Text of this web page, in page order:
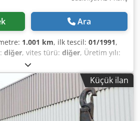
Ara
1.001 km, ilk tescil: 01/1991,
diğer, vites türü: diğer, Üretim yılı:
Bovenden, container locking, rear
Atlas skip loader on Roland
1994) ACCESSORY
GUARANTEE, Subject to changes,
Dsdpfx Aep N Apaeklsck
Küçük ilan